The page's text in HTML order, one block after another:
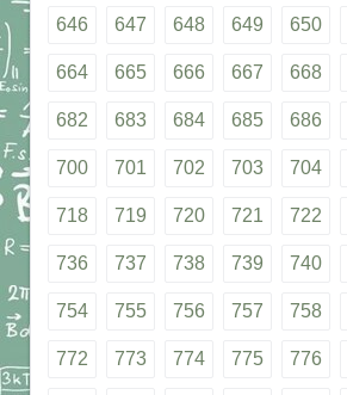
646 647 648 649 650
664 665 666 667 668
682 683 684 685 686
700 701 702 703 704
718 719 720 721 722
736 737 738 739 740
754 755 756 757 758
772 773 774 775 776